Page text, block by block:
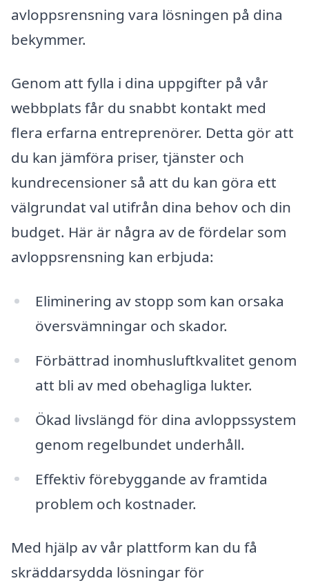
avloppsrensning vara lösningen på dina
bekymmer.
Genom att fylla i dina uppgifter på vår
webbplats får du snabbt kontakt med
flera erfarna entreprenörer. Detta gör att
du kan jämföra priser, tjänster och
kundrecensioner så att du kan göra ett
välgrundat val utifrån dina behov och din
budget. Här är några av de fördelar som
avloppsrensning kan erbjuda:
Eliminering av stopp som kan orsaka
översvämningar och skador.
Förbättrad inomhusluftkvalitet genom
att bli av med obehagliga lukter.
Ökad livslängd för dina avloppssystem
genom regelbundet underhåll.
Effektiv förebyggande av framtida
problem och kostnader.
Med hjälp av vår plattform kan du få
skräddarsydda lösningar för